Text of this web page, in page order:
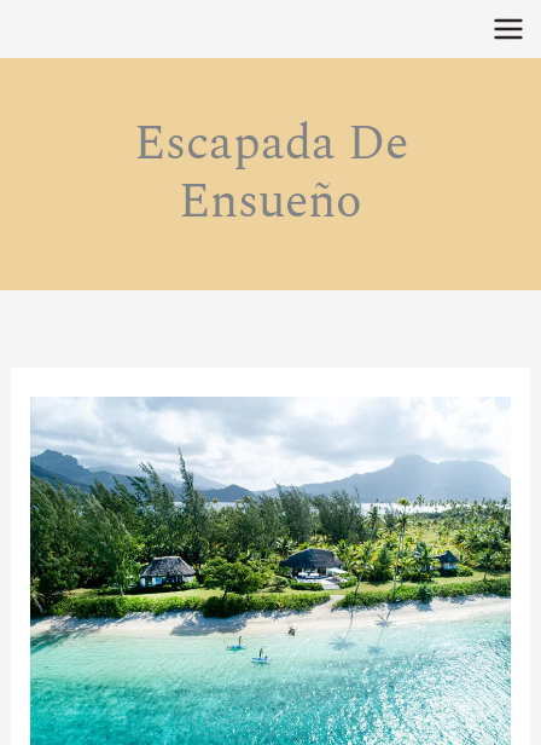
Escapada De
Ensueño
LA
POLINESIA
FRANCESA